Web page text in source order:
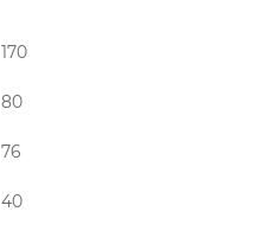
170
80
76
40